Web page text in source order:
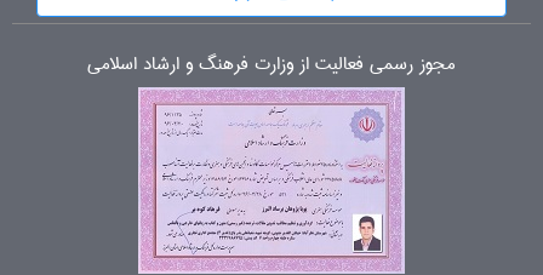
مجوز رسمی فعالیت از وزارت فرهنگ و ارشاد اسلامی